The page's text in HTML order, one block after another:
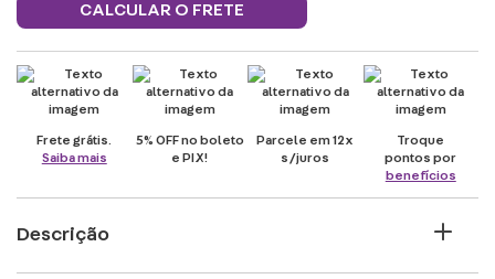
CALCULAR O FRETE
Frete grátis.
Saiba mais
5% OFF no boleto
e PIX!
Parcele em 12x
s/juros
Troque
pontos por
benefícios
Descrição